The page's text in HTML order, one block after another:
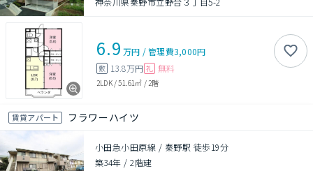
6.9 万円 /管理費3,000円
敷 13.8万円 礼 無料
2LDK/51.61㎡ / 2階
賃貸アパート フラワーハイツ
小田急小田原線 / 秦野駅 徒歩19分
築34年 /2階建